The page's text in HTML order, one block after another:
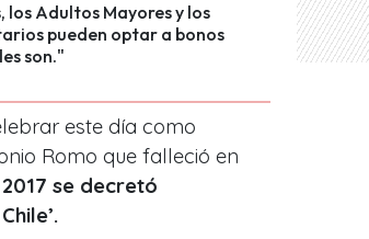
los Adultos Mayores y los
pueden optar a bonos
son."
este día como
Romo que falleció en
se decretó